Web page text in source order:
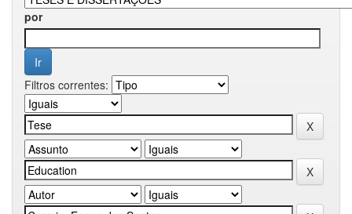
por
Filtros correntes: